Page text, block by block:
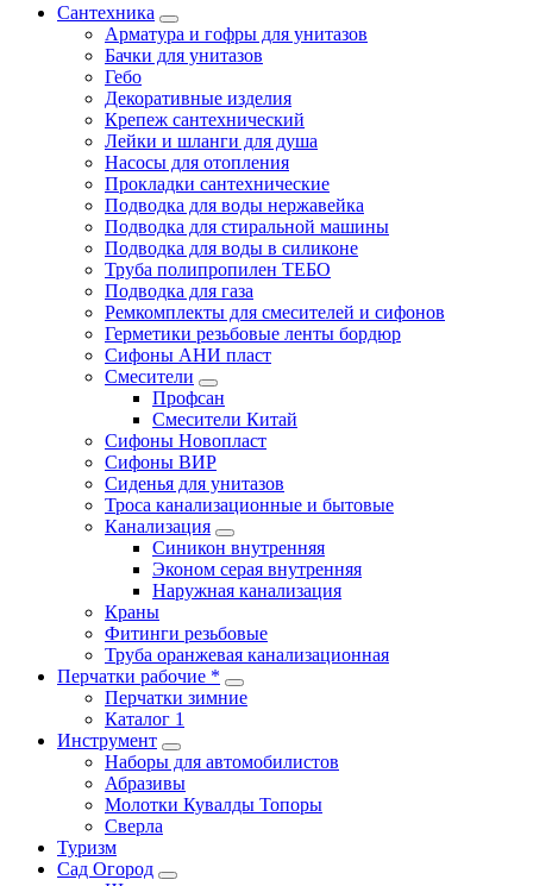
Сантехника
Арматура и гофры для унитазов
Бачки для унитазов
Гебо
Декоративные изделия
Крепеж сантехнический
Лейки и шланги для душа
Насосы для отопления
Прокладки сантехнические
Подводка для воды нержавейка
Подводка для стиральной машины
Подводка для воды в силиконе
Труба полипропилен ТЕБО
Подводка для газа
Ремкомплекты для смесителей и сифонов
Герметики резьбовые ленты бордюр
Сифоны АНИ пласт
Смесители
Профсан
Смесители Китай
Сифоны Новопласт
Сифоны ВИР
Сиденья для унитазов
Троса канализационные и бытовые
Канализация
Синикон внутренняя
Эконом серая внутренняя
Наружная канализация
Краны
Фитинги резьбовые
Труба оранжевая канализационная
Перчатки рабочие *
Перчатки зимние
Каталог 1
Инструмент
Наборы для автомобилистов
Абразивы
Молотки Кувалды Топоры
Сверла
Туризм
Сад Огород